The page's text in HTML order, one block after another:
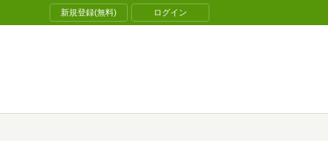
新規登録(無料) ログイン